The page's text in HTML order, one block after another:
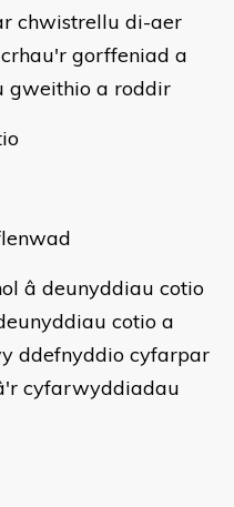
chwistrellu di-aer
gorffeniad a
gweithio a roddir
â deunyddiau cotio
cotio a
ddefnyddio cyfarpar
cyfarwyddiadau